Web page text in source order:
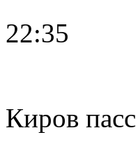
22:35
Киров пасс